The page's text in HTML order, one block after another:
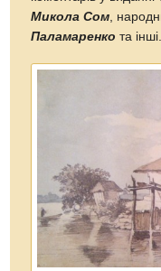
Микола Сом ,
Паламаренко та інші.